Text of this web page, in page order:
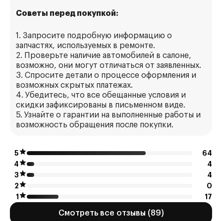
Советы перед покупкой:
1. Запросите подробную информацию о
запчастях, используемых в ремонте.
2. Проверьте наличие автомобилей в салоне,
возможно, они могут отличаться от заявленных.
3. Спросите детали о процессе оформления и
возможных скрытых платежах.
4. Убедитесь, что все обещанные условия и
скидки зафиксированы в письменном виде.
5. Узнайте о гарантии на выполненные работы и
возможность обращения после покупки.
5
64
4
4
3
4
2
0
1
17
Смотреть все отзывы (89)